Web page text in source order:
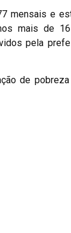
mensais e
mais de
pela
de